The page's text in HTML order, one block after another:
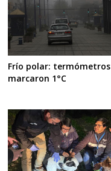
Frío polar: termómetros
marcaron 1°C